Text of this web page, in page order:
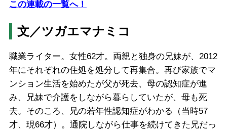
この連載の一覧へ！
文／ツガエマナミコ
職業ライター。女性62才。両親と独身の兄妹が、2012
年にそれぞれの住処を処分して再集合。再び家族でマ
ンション生活を始めたが父が死去、母の認知症が進
み、兄妹で介護をしながら暮らしていたが、母も死
去。そのころ、兄の若年性認知症がわかる（当時57
才、現66才）。通院しながら仕事を続けてきた兄だっ